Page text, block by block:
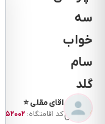
سه
خواب
سام
گلد
—
نظر)
اقای مقلی ⭐
کد اقامتگاه: ۱۰۰۵۲۰۰۲